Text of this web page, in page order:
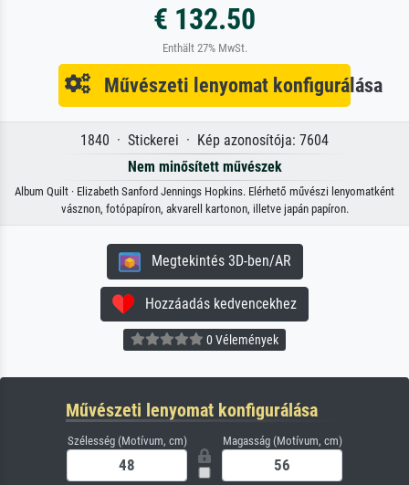
€ 132.50
Enthält 27% MwSt.
Művészeti lenyomat konfigurálása
1840 · Stickerei · Kép azonosítója: 7604
Nem minősített művészek
Album Quilt · Elizabeth Sanford Jennings Hopkins. Elérhető művészi lenyomatként
vásznon, fotópapíron, akvarell kartonon, illetve japán papíron.
Megtekintés 3D-ben/AR
Hozzáadás kedvencekhez
0 Vélemények
Művészeti lenyomat konfigurálása
Szélesség (Motívum, cm) Magasság (Motívum, cm)